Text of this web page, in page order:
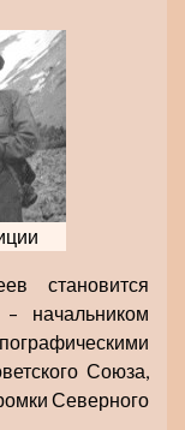
становится
начальником
Союза,
Северного